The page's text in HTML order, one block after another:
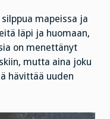
mapeissa ja
läpi ja huomaan,
on menettänyt
mutta aina joku
hävittää uuden